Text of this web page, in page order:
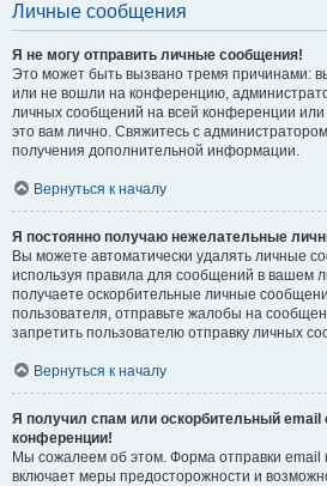
Личные сообщения
Я не могу отправить личные сообщения!
Это может быть вызвано тремя причинами:
или не вошли на конференцию,
личных сообщений на всей конференции
это вам лично. Свяжитесь с
получения дополнительной информации.
Вернуться к началу
Я постоянно получаю нежелательные
Вы можете автоматически удалять личные
используя правила для сообщений в вашем
получаете оскорбительные личные
пользователя, отправьте жалобы на
запретить пользователю отправку личных
Вернуться к началу
Я получил спам или оскорбительный email
конференции!
Мы сожалеем об этом. Форма отправки email
включает меры предосторожности и